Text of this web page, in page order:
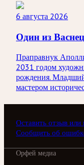
6 августа 2026
Один из
Праправнук
2031 годом
рождения.
мастером
Оставить отзыв или
Сообщить об
Орфей медиа